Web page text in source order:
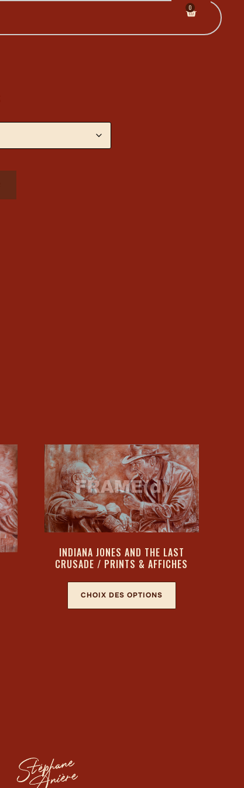
0
INDIANA JONES AND THE LAST
CRUSADE / PRINTS & AFFICHES
CHOIX DES OPTIONS